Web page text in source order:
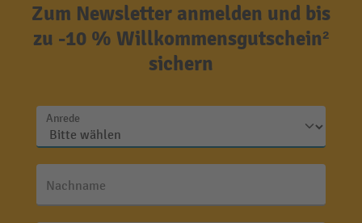
Zum Newsletter anmelden und bis
zu -10 % Willkommensgutschein²
sichern
Anrede
Nachname